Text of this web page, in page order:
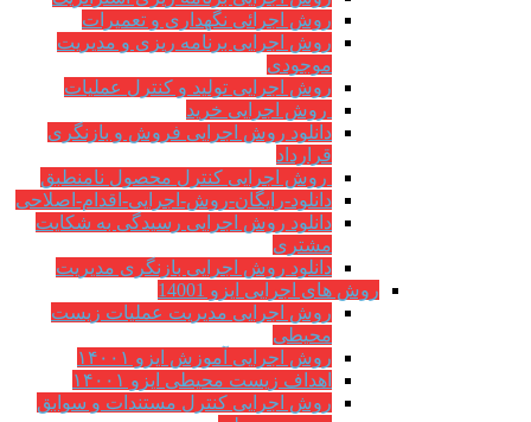
روش اجرائی نگهداری و تعمیرات
روش اجرایی برنامه ریزی و مدیریت
موجودی
روش اجرایی تولید و کنترل عملیات
روش اجرایی خرید
دانلود روش اجرایی فروش و بازنگری
قرارداد
روش اجرایی کنترل محصول نامنطبق
دانلود-رایگان-روش-اجرایی-اقدام-اصلاحی
دانلود روش اجرایی رسیدگی به شکایت
مشتری
دانلود روش اجرایی بازنگری مدیریت
روش های اجرایی ایزو 14001
روش اجرایی مدیریت عملیات زیست
محیطی
روش اجرایی آموزش ایزو ۱۴۰۰۱
اهداف زیست محیطی ایزو ۱۴۰۰۱
روش اجرایی کنترل مستندات و سوابق